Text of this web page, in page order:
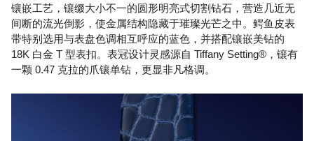
镶嵌工艺，镶缀大小不一的圆形明亮式切割钻石，营造几近无
间断的流光倒影，使金属结构隐藏于璀璨光芒之中。鳄鱼皮表
带特别选用与表盘色调相互呼应的蓝色，并搭配镶嵌美钻的
18K 白金 T 型表扣。表冠设计灵感源自 Tiffany Setting®，镶有
一颗 0.47 克拉的爪镶单钻，更显非凡格调。